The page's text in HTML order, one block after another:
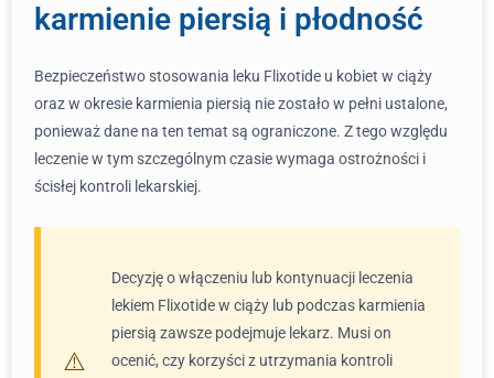
karmienie piersią i płodność
Bezpieczeństwo stosowania leku Flixotide u kobiet w ciąży
oraz w okresie karmienia piersią nie zostało w pełni ustalone,
ponieważ dane na ten temat są ograniczone. Z tego względu
leczenie w tym szczególnym czasie wymaga ostrożności i
ścisłej kontroli lekarskiej.
Decyzję o włączeniu lub kontynuacji leczenia
lekiem Flixotide w ciąży lub podczas karmienia
piersią zawsze podejmuje lekarz. Musi on
ocenić, czy korzyści z utrzymania kontroli